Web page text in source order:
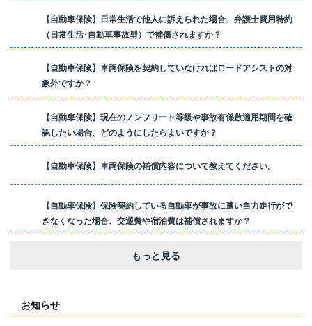
【自動車保険】日常生活で他人に訴えられた場合、弁護士費用特約
（日常生活･自動車事故型）で補償されますか？
【自動車保険】車両保険を契約していなければロードアシストの対
象外ですか？
【自動車保険】現在のノンフリート等級や事故有係数適用期間を確
認したい場合、どのようにしたらよいですか？
【自動車保険】車両保険の補償内容について教えてください。
【自動車保険】保険契約している自動車が事故に遭い自力走行がで
きなくなった場合、交通費や宿泊費は補償されますか？
もっと見る
お知らせ